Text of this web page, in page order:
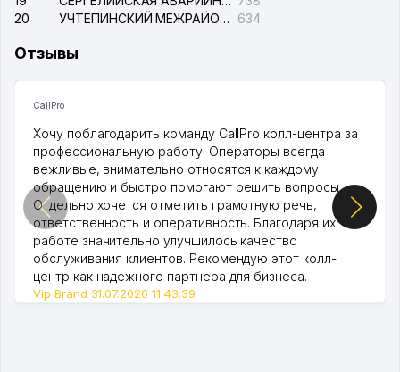
20
УЧТЕПИНСКИЙ МЕЖРАЙОННЫЙ СУД ПО ГРАЖДАНСКИМ ДЕЛАМ 634
Отзывы
CallPro
Хочу поблагодарить команду CallPro колл-центра за
профессиональную работу. Операторы всегда
вежливые, внимательно относятся к каждому
обращению и быстро помогают решить вопросы.
Отдельно хочется отметить грамотную речь,
ответственность и оперативность. Благодаря их
работе значительно улучшилось качество
обслуживания клиентов. Рекомендую этот колл-
центр как надежного партнера для бизнеса.
Vip Brand 31.07.2026 11:43:39